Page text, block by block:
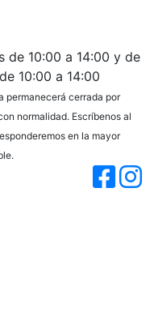
de 10:00 a 14:00 y de
10:00 a 14:00
permanecerá cerrada por
normalidad. Escríbenos al
en la mayor